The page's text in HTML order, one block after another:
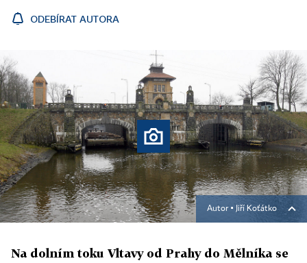
ODEBÍRAT AUTORA
Autor ▪ Jiří Koťátko
Na dolním toku Vltavy od Prahy do Mělníka se